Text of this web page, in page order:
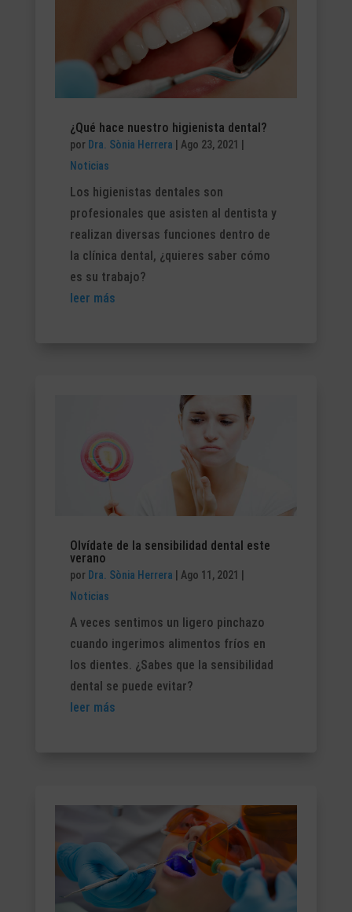
¿Qué hace nuestro higienista dental?
por Dra. Sònia Herrera Ago 23, 2021
Noticias
Los higienistas dentales son
profesionales que asisten al dentista y
realizan diversas funciones dentro de
la clínica dental, ¿quieres saber cómo
es su trabajo?
leer más
Olvídate de la sensibilidad dental este
verano
por Dra. Sònia Herrera Ago 11, 2021
Noticias
A veces sentimos un ligero pinchazo
cuando ingerimos alimentos fríos en
los dientes. ¿Sabes que la sensibilidad
dental se puede evitar?
leer más